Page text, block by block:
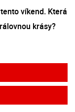
víkend. Která
krásy?